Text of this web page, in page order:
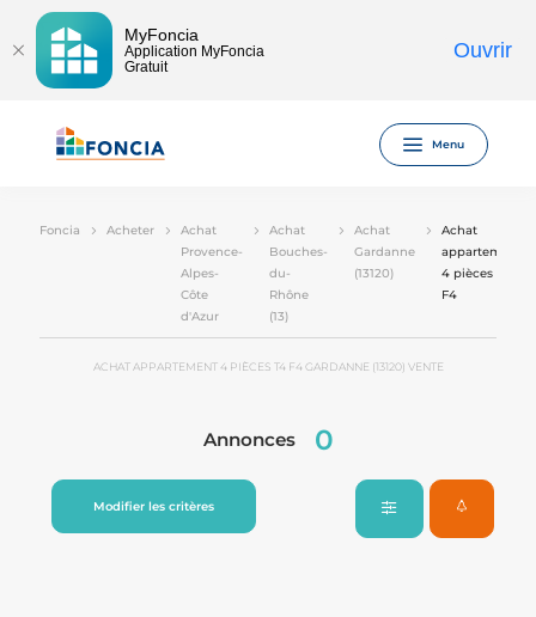
MyFoncia
Application MyFoncia
Gratuit
Ouvrir
Menu
Foncia Acheter
Achat
Provence-
Alpes-
Côte
d'Azur
Achat
Bouches-
du-
Rhône
(13)
Achat
Gardanne
(13120)
Achat
appartement
4 pièces T4
F4
ACHAT APPARTEMENT 4 PIÈCES T4 F4 GARDANNE (13120) VENTE
Annonces 0
Modifier les critères